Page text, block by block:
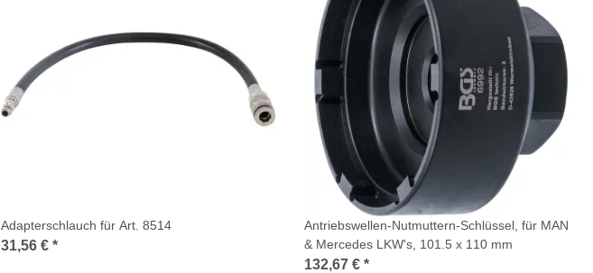
Adapterschlauch für Art. 8514
31,56 € *
Antriebswellen-Nutmuttern-Schlüssel, für MAN
& Mercedes LKW's, 101.5 x 110 mm
132,67 € *